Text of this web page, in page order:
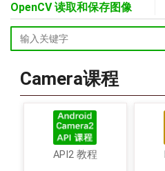
OpenCV 读取和保存图像
Camera课程
API2 教程